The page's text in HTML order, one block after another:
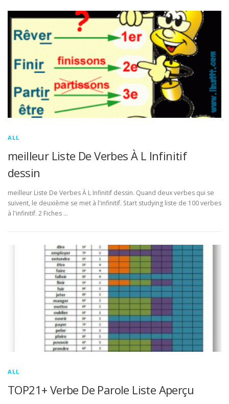
ALL
meilleur Liste De Verbes À L Infinitif
dessin
meilleur Liste De Verbes À L Infinitif dessin. Quand deux verbes qui se
suivent, le deuxième se met à l'infinitif. Start studying liste de 100 verbes
à l'infinitif. 2 Fiches …
ALL
TOP21+ Verbe De Parole Liste Aperçu